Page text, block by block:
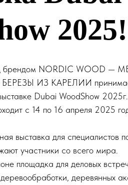
2025!
брендом NORDIC WOOD —
ИЗ КАРЕЛИИ
Dubai WoodShow
с 14 по 16 апреля 2025
выставка для специалистов
участники со всего мира.
площадка для деловых встреч
деревянных